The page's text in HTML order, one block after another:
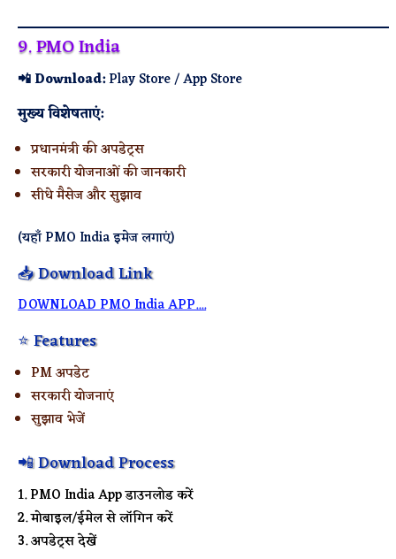
9. PMO India
📲 Download:Play Store / App Store
मुख्य विशेषताएं:
प्रधानमंत्री की अपडेट्स
सरकारी योजनाओं की जानकारी
सीधे मैसेज और सुझाव
(यहाँ PMO India इमेज लगाएं)
📥 Download Link
DOWNLOAD PMO India APP....
⭐ Features
PM अपडेट
सरकारी योजनाएं
सुझाव भेजें
📲 Download Process
PMO India App डाउनलोड करें
मोबाइल/ईमेल से लॉगिन करें
अपडेट्स देखें